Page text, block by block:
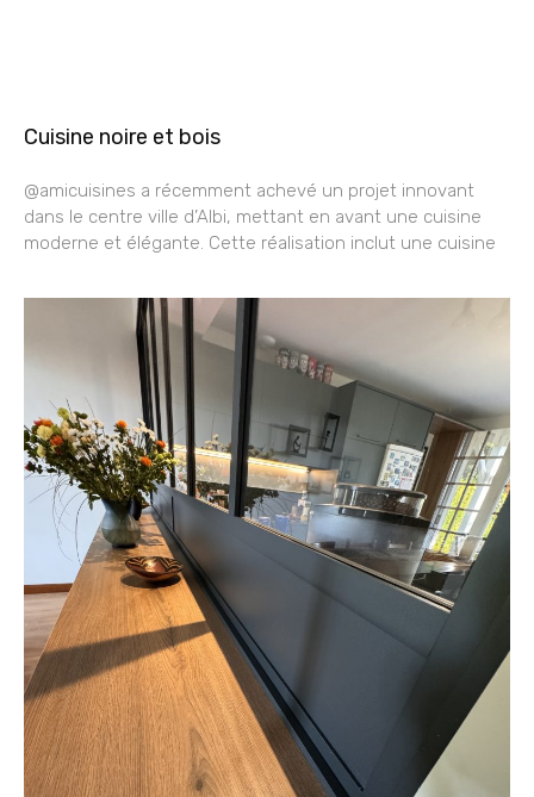
Cuisine noire et bois
@amicuisines a récemment achevé un projet innovant
dans le centre ville d’Albi, mettant en avant une cuisine
moderne et élégante. Cette réalisation inclut une cuisine